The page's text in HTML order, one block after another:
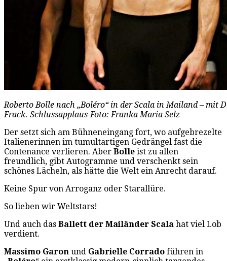
Roberto Bolle nach „Boléro“ in der Scala in Mailand – mit
Frack. Schlussapplaus-Foto: Franka Maria Selz
Der setzt sich am Bühneneingang fort, wo aufgebrezelte
Italienerinnen im tumultartigen Gedrängel fast die
Contenance verlieren. Aber Bolle ist zu allen
freundlich, gibt Autogramme und verschenkt sein
schönes Lächeln, als hätte die Welt ein Anrecht darauf.
Keine Spur von Arroganz oder Starallüre.
So lieben wir Weltstars!
Und auch das Ballett der Mailänder Scala hat viel Lob
verdient.
Massimo Garon und Gabrielle Corrado führen in